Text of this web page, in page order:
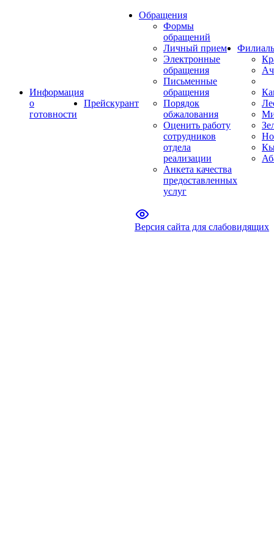
Информация
о
готовности
Прейскурант
Обращения
Формы
обращений
Личный прием
Электронные
обращения
Письменные
обращения
Порядок
обжалования
Оценить работу
сотрудников
отдела
реализации
Анкета качества
предоставленных
услуг
Версия сайта для слабовидящих